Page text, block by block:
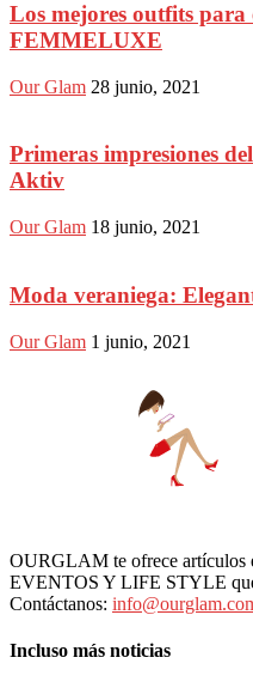
Los mejores outfits para
FEMMELUXE
Our Glam 28 junio, 2021
Primeras impresiones
Aktiv
Our Glam 18 junio, 2021
Moda veraniega:
Our Glam 1 junio, 2021
OURGLAM te ofrece artículos
EVENTOS Y LIFE STYLE
Contáctanos:
Incluso más noticias